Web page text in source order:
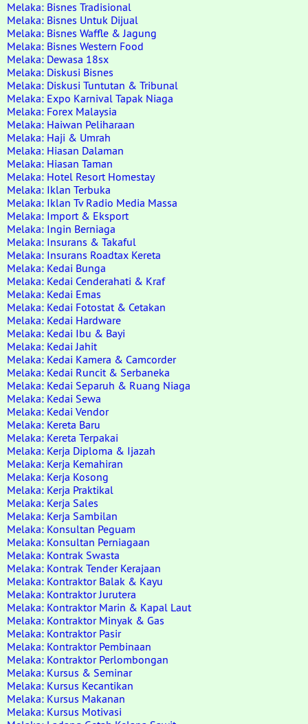
Melaka: Bisnes Tradisional
Melaka: Bisnes Untuk Dijual
Melaka: Bisnes Waffle & Jagung
Melaka: Bisnes Western Food
Melaka: Dewasa 18sx
Melaka: Diskusi Bisnes
Melaka: Diskusi Tuntutan & Tribunal
Melaka: Expo Karnival Tapak Niaga
Melaka: Forex Malaysia
Melaka: Haiwan Peliharaan
Melaka: Haji & Umrah
Melaka: Hiasan Dalaman
Melaka: Hiasan Taman
Melaka: Hotel Resort Homestay
Melaka: Iklan Terbuka
Melaka: Iklan Tv Radio Media Massa
Melaka: Import & Eksport
Melaka: Ingin Berniaga
Melaka: Insurans & Takaful
Melaka: Insurans Roadtax Kereta
Melaka: Kedai Bunga
Melaka: Kedai Cenderahati & Kraf
Melaka: Kedai Emas
Melaka: Kedai Fotostat & Cetakan
Melaka: Kedai Hardware
Melaka: Kedai Ibu & Bayi
Melaka: Kedai Jahit
Melaka: Kedai Kamera & Camcorder
Melaka: Kedai Runcit & Serbaneka
Melaka: Kedai Separuh & Ruang Niaga
Melaka: Kedai Sewa
Melaka: Kedai Vendor
Melaka: Kereta Baru
Melaka: Kereta Terpakai
Melaka: Kerja Diploma & Ijazah
Melaka: Kerja Kemahiran
Melaka: Kerja Kosong
Melaka: Kerja Praktikal
Melaka: Kerja Sales
Melaka: Kerja Sambilan
Melaka: Konsultan Peguam
Melaka: Konsultan Perniagaan
Melaka: Kontrak Swasta
Melaka: Kontrak Tender Kerajaan
Melaka: Kontraktor Balak & Kayu
Melaka: Kontraktor Jurutera
Melaka: Kontraktor Marin & Kapal Laut
Melaka: Kontraktor Minyak & Gas
Melaka: Kontraktor Pasir
Melaka: Kontraktor Pembinaan
Melaka: Kontraktor Perlombongan
Melaka: Kursus & Seminar
Melaka: Kursus Kecantikan
Melaka: Kursus Makanan
Melaka: Kursus Motivasi